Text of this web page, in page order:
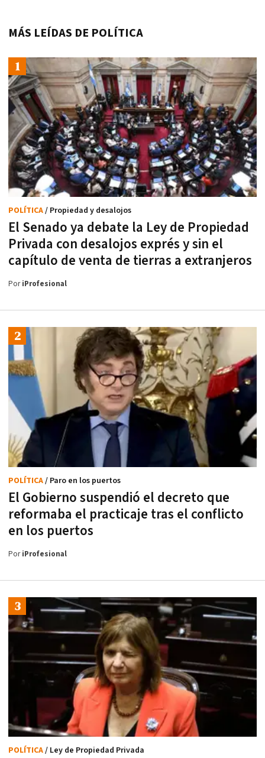
MÁS LEÍDAS DE POLÍTICA
El Senado ya debate la Ley de Propiedad
Privada con desalojos exprés y sin el
capítulo de venta de tierras a extranjeros
POLÍTICA/ Propiedad y desalojos
PoriProfesional
El Gobierno suspendió el decreto que
reformaba el practicaje tras el conflicto
en los puertos
POLÍTICA/ Paro en los puertos
PoriProfesional
POLÍTICA/ Ley de Propiedad Privada